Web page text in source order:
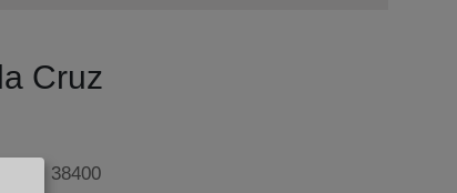
Cruz
1, 38400